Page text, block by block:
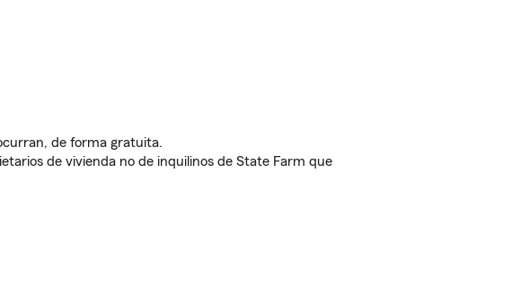
de forma gratuita.
de vivienda no de inquilinos de State Farm que